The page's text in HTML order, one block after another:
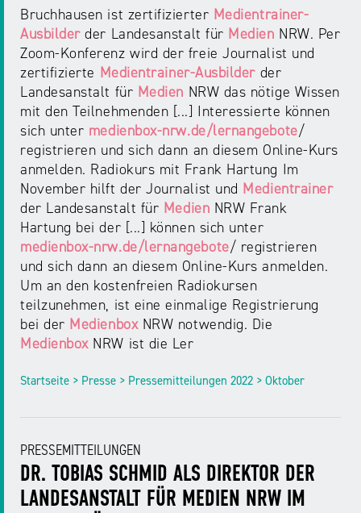
Internet
Day
Elternabende
Bruchhausen ist zertifizierter Medientrainer-
Ausbilderder Landesanstalt für Medien NRW. Per
Zoom-Konferenz wird der freie Journalist und
zertifizierte Medientrainer-Ausbilderder
Landesanstalt für Medien NRW das nötige Wissen
mit den Teilnehmenden [...] Interessierte können
sich unter medienbox-nrw.de/lernangebote/
registrieren und sich dann an diesem Online-Kurs
anmelden. Radiokurs mit Frank Hartung Im
November hilft der Journalist und Medientrainer
der Landesanstalt für Medien NRW Frank
Hartung bei der [...] können sich unter
medienbox-nrw.de/lernangebote/ registrieren
und sich dann an diesem Online-Kurs anmelden.
Um an den kostenfreien Radiokursen
teilzunehmen, ist eine einmalige Registrierung
bei der MedienboxNRW notwendig. Die
MedienboxNRW ist die Ler
Startseite > Presse > Pressemitteilungen 2022 > Oktober
PRESSEMITTEILUNGEN
DR. TOBIAS SCHMID ALS DIREKTOR DER
LANDESANSTALT FÜR MEDIEN NRW IM